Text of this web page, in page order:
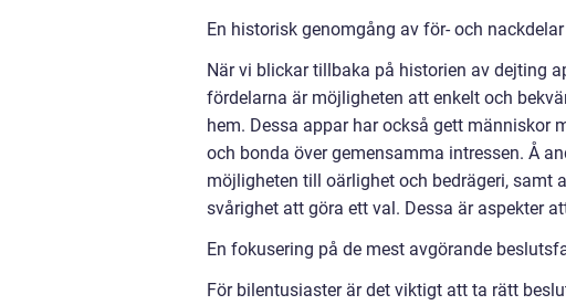
En historisk genomgång av för- och
När vi blickar tillbaka på historien av dejting
fördelarna är möjligheten att enkelt och
hem. Dessa appar har också gett människor
och bonda över gemensamma intressen. Å
möjligheten till oärlighet och bedrägeri, samt
svårighet att göra ett val. Dessa är aspekter
En fokusering på de mest avgörande
För bilentusiaster är det viktigt att ta rätt